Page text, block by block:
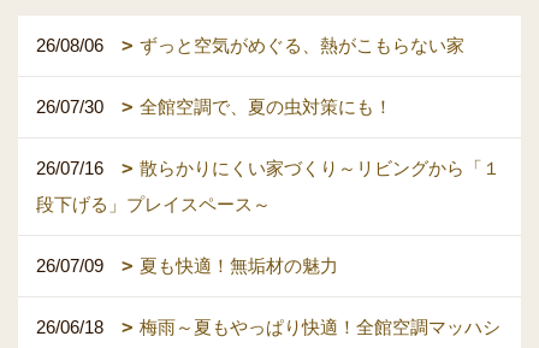
26/08/06 ずっと空気がめぐる、熱がこもらない家
26/07/30 全館空調で、夏の虫対策にも！
26/07/16
散らかりにくい家づくり～リビングから「１
段下げる」プレイスペース～
26/07/09 夏も快適！無垢材の魅力
26/06/18
梅雨～夏もやっぱり快適！全館空調マッハシ